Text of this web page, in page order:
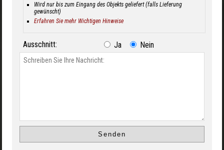
Wird nur bis zum Eingang des Objekts geliefert (falls Lieferung
gewünscht)
Erfahren Sie mehr Wichtigen Hinweise
Ausschnitt: Ja Nein